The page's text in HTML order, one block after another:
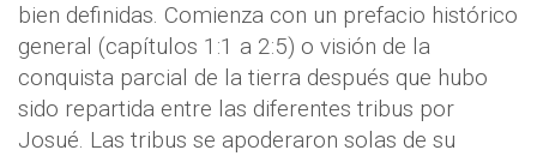
bien definidas. Comienza con un prefacio histórico
general (capítulos 1:1 a 2:5) o visión de la
conquista parcial de la tierra después que hubo
sido repartida entre las diferentes tribus por
Josué. Las tribus se apoderaron solas de su